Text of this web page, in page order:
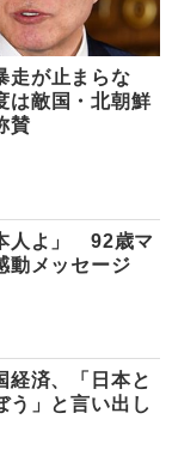
走が止まらな
敵国・北朝鮮
賛
人よ」 92歳マ
動メッセージ
経済、「日本と
う」と言い出し